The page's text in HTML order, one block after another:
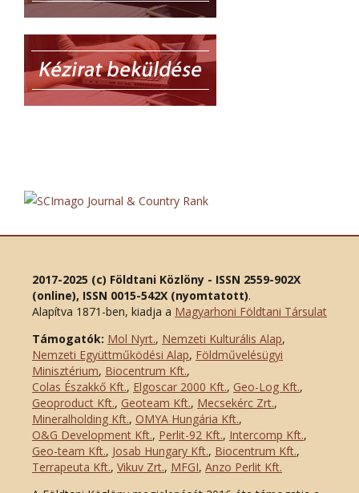
2017-2025 (c) Földtani Közlöny - ISSN 2559-902X
(online), ISSN 0015-542X (nyomtatott).
Alapítva 1871-ben, kiadja a Magyarhoni Földtani Társulat
Támogatók: Mol Nyrt., Nemzeti Kulturális Alap,
Nemzeti Együttműködési Alap, Földművelésügyi
Minisztérium, Biocentrum Kft.,
Colas Északkő Kft., Elgoscar 2000 Kft., Geo-Log Kft.,
Geoproduct Kft., Geoteam Kft., Mecsekérc Zrt.,
Mineralholding Kft., OMYA Hungária Kft.,
O&G Development Kft., Perlit-92 Kft., Intercomp Kft.,
Geo-team Kft., Josab Hungary Kft., Biocentrum Kft.,
Terrapeuta Kft., Vikuv Zrt., MFGI, Anzo Perlit Kft.